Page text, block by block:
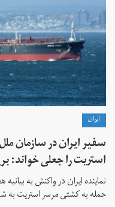
ايران
سفیر ایران در سازمان
استریت را جعلی خواند:
نماینده ایران در واکنش به
حمله به کشتی مرسر استریت به